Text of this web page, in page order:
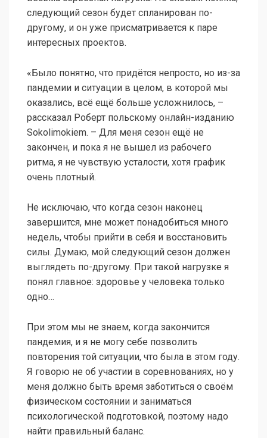
следующий сезон будет спланирован по-
другому, и он уже присматривается к паре
интересных проектов.
«Было понятно, что придётся непросто, но из-за
пандемии и ситуации в целом, в которой мы
оказались, всё ещё больше усложнилось, –
рассказал Роберт польскому онлайн-изданию
Sokolimokiem. – Для меня сезон ещё не
закончен, и пока я не вышел из рабочего
ритма, я не чувствую усталости, хотя график
очень плотный.
Не исключаю, что когда сезон наконец
завершится, мне может понадобиться много
недель, чтобы прийти в себя и восстановить
силы. Думаю, мой следующий сезон должен
выглядеть по-другому. При такой нагрузке я
понял главное: здоровье у человека только
одно…
При этом мы не знаем, когда закончится
пандемия, и я не могу себе позволить
повторения той ситуации, что была в этом году.
Я говорю не об участии в соревнованиях, но у
меня должно быть время заботиться о своём
физическом состоянии и заниматься
психологической подготовкой, поэтому надо
найти правильный баланс.